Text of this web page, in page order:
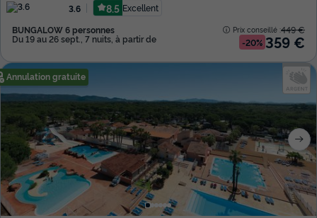
3.6
8.5 Excellent
BUNGALOW 6 personnes
Du 19 au 26 sept., 7 nuits, à partir de
Prix conseillé :449 €
-20% 359 €
Annulation gratuite